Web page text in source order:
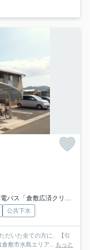
ス「倉敷広済クリニック前」バス停下車 徒歩16分
公共下水
だいた全ての方に、【引
敷市水島エリア... もっと